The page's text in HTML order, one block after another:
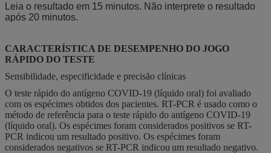
Leia o resultado em 15 minutos. Não interprete o resultado
após 20 minutos.
CARACTERÍSTICA DE DESEMPENHO DO JOGO
RÁPIDO DO TESTE
Sensibilidade, especificidade e precisão clínicas
O teste rápido do antígeno COVID-19 (líquido oral) foi avaliado
com os espécimes obtidos dos pacientes. RT-PCR é usado como o
método de referência para o teste rápido do antígeno COVID-19
(líquido oral). Os espécimes foram considerados positivos se RT-
PCR indicou um resultado positivo. Os espécimes foram
considerados negativos se RT-PCR indicou um resultado negativo.